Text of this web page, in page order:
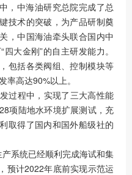
，中海油研究总院完成了总
技术的突破，为产品研制奠
，中国海油牵头联合国内中
大金刚”的自主研发能力。
包括各类阀组、控制模块等
率高达90%以上。
过程中，实现了三大高性能
项陆地水环境扩展测试，充
取得了国内和国外船级社的
系统已经顺利完成海试和集
预计2022年底前实现示范运